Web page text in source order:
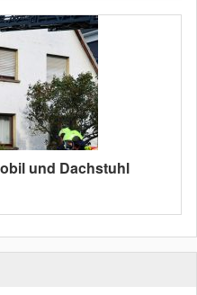
und Dachstuhl